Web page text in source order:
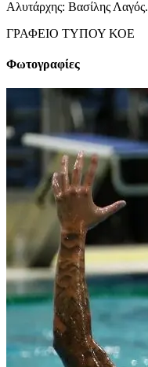
Αλυτάρχης: Βασίλης Λαγός.
ΓΡΑΦΕΙΟ ΤΥΠΟΥ ΚΟΕ
Φωτογραφίες